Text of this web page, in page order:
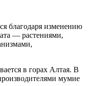
благодаря изменению
— растениями,
в горах Алтая. В
мумие